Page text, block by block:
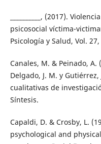
__________, (2017).
psicosocial víctima-
Psicología y Salud, Vol.
Canales, M. & Peinado,
Delgado, J. M. y
cualitativas de
Síntesis.
Capaldi, D. & Crosby, L.
psychological and